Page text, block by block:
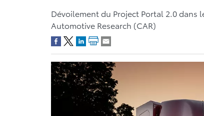
Dévoilement du Project Portal 2.0 dans
Automotive Research (CAR)